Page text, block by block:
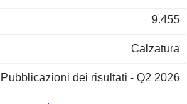
segmento della regione dell'Asia
nella produzione e vendita di
9.455
Calzatura
Pubblicazioni dei risultati - Q2 2026